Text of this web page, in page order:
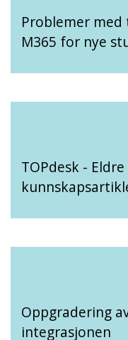
Problemer
M365 for nye
TOPdesk -
Oppgradering
integrasjonen